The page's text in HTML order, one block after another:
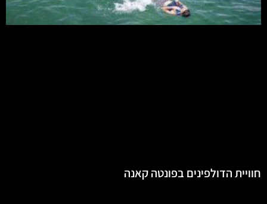
חוויית הדולפינים בפונטה קאנה